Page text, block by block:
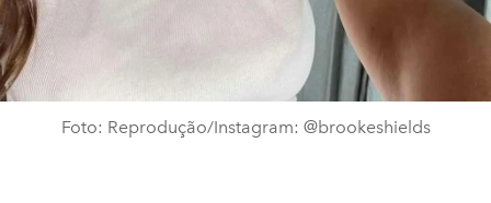
Foto: Reprodução/Instagram: @brookeshields